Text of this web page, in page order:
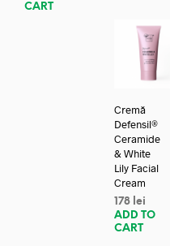
CART
Cremă
Defensil®
Ceramide
& White
Lily Facial
Cream
178 lei
ADD TO
CART